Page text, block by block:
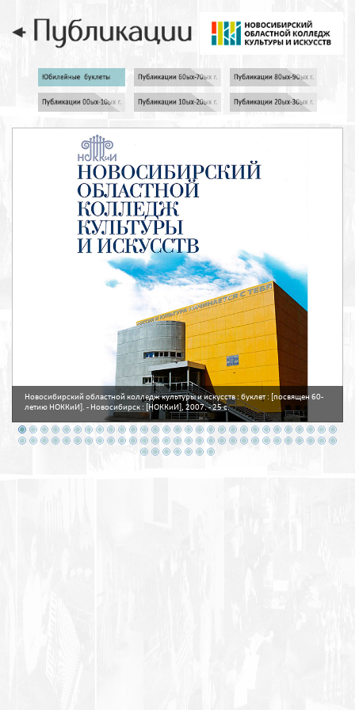
Новосибирский областной колледж культуры и искусств : буклет : [посвящен 60-
летию НОККиИ]. - Новосибирск : [НОККиИ], 2007. - 25 с.